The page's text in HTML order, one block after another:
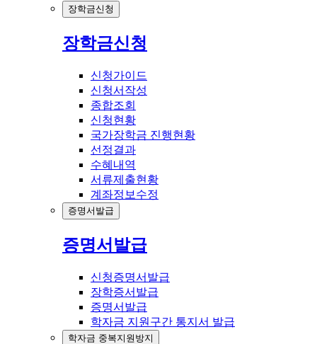
장학금신청
장학금신청
신청가이드
신청서작성
종합조회
신청현황
국가장학금 진행현황
선정결과
수혜내역
서류제출현황
계좌정보수정
증명서발급
증명서발급
신청증명서발급
장학증서발급
증명서발급
학자금 지원구간 통지서 발급
학자금 중복지원방지